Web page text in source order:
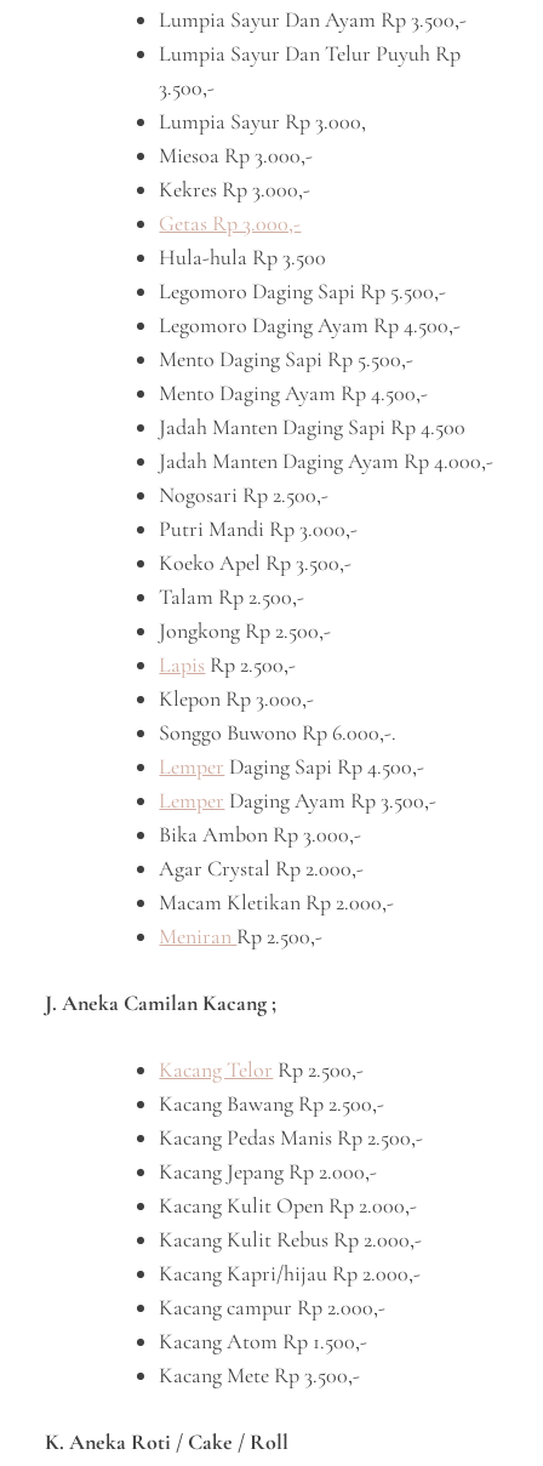
Lumpia Sayur Dan Ayam Rp 3.500,-
Lumpia Sayur Dan Telur Puyuh Rp
3.500,-
Lumpia Sayur Rp 3.000,
Miesoa Rp 3.000,-
Kekres Rp 3.000,-
Getas Rp 3.000,-
Hula-hula Rp 3.500
Legomoro Daging Sapi Rp 5.500,-
Legomoro Daging Ayam Rp 4.500,-
Mento Daging Sapi Rp 5.500,-
Mento Daging Ayam Rp 4.500,-
Jadah Manten Daging Sapi Rp 4.500
Jadah Manten Daging Ayam Rp 4.000,-
Nogosari Rp 2.500,-
Putri Mandi Rp 3.000,-
Koeko Apel Rp 3.500,-
Talam Rp 2.500,-
Jongkong Rp 2.500,-
Lapis Rp 2.500,-
Klepon Rp 3.000,-
Songgo Buwono Rp 6.000,-.
Lemper Daging Sapi Rp 4.500,-
Lemper Daging Ayam Rp 3.500,-
Bika Ambon Rp 3.000,-
Agar Crystal Rp 2.000,-
Macam Kletikan Rp 2.000,-
Meniran Rp 2.500,-
J. Aneka Camilan Kacang ;
Kacang Telor Rp 2.500,-
Kacang Bawang Rp 2.500,-
Kacang Pedas Manis Rp 2.500,-
Kacang Jepang Rp 2.000,-
Kacang Kulit Open Rp 2.000,-
Kacang Kulit Rebus Rp 2.000,-
Kacang Kapri/hijau Rp 2.000,-
Kacang campur Rp 2.000,-
Kacang Atom Rp 1.500,-
Kacang Mete Rp 3.500,-
K. Aneka Roti / Cake / Roll